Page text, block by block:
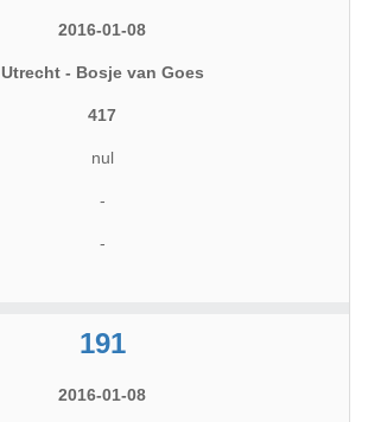
2016-01-08
Utrecht - Bosje van Goes
417
nul
-
-
191
2016-01-08